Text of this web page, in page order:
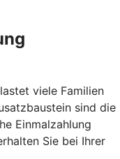
viele Familien
sind die
Einmalzahlung
Sie bei Ihrer